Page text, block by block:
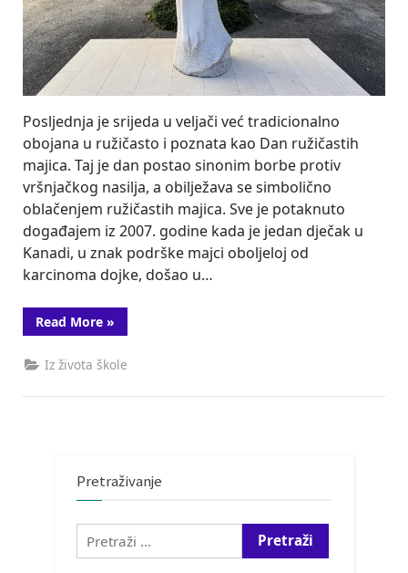
Posljednja je srijeda u veljači već tradicionalno
obojana u ružičasto i poznata kao Dan ružičastih
majica. Taj je dan postao sinonim borbe protiv
vršnjačkog nasilja, a obilježava se simbolično
oblačenjem ružičastih majica. Sve je potaknuto
događajem iz 2007. godine kada je jedan dječak u
Kanadi, u znak podrške majci oboljeloj od
karcinoma dojke, došao u…
Read More“Dan
ružičastih
2022.”
»
Iz života škole
Pretraživanje
Pretraži: